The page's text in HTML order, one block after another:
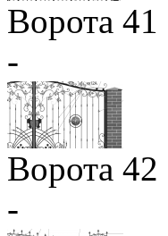
Ворота 41
-
Ворота 42
-